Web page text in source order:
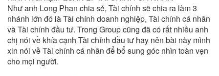
Như anh Long Phan chia sẻ, Tài chính sẽ chia ra làm 3
nhánh lớn đó là Tài chính doanh nghiệp, Tài chính cá nhân
và Tài chính đầu tư. Trong Group cũng đã có rất nhiều anh
chị nói về khía cạnh Tài chính đầu tư hay nên bài này mình
xin nói về Tài chính cá nhân để bổ sung góc nhìn toàn vẹn
cho mọi người.